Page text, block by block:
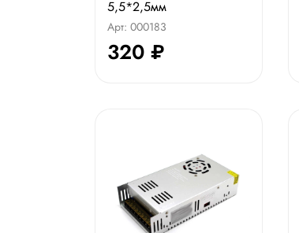
5,5*2,5мм
Арт: 000183
320 ₽